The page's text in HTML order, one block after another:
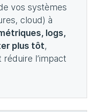
vos systèmes
cloud) à
logs,
plus tôt,
l’impact